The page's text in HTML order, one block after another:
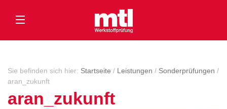
Sie befinden sich hier: Startseite / Leistungen / Sonderprüfungen /
aran_zukunft
aran_zukunft